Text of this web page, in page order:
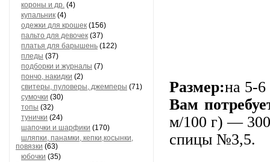
короны и др. (4)
купальник (4)
одежки для крошек (156)
пальто для девочек (37)
платья для барышень (122)
пледы (37)
подборки и журналы (7)
пончо, накидки (2)
свитеры, пуловеры, джемперы (71)
сумочки (30)
топы (32)
тунички (24)
шапочки и шарфики (170)
шляпки, панамки, кепки,косынки,
повязки (63)
юбочки (35)
Размер:на 5-6
Вам
м/100 г) — 300
спицы №3,5.